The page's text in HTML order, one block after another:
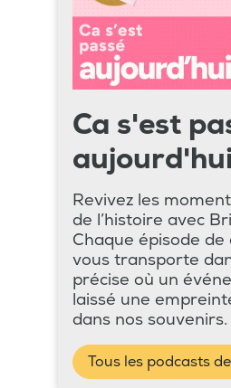
Ca s'est
Revivez les
de l’histoire avec
Chaque épisode de
vous transporte
précise où un
laissé une
dans nos souvenirs.
Tous les podcasts